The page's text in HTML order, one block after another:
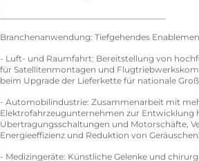
Branchenanwendung: Tiefgehendes
- Luft- und Raumfahrt: Bereitstellung von
für Satellitenmontagen und
beim Upgrade der Lieferkette für nationale
- Automobilindustrie: Zusammenarbeit mit
Elektrofahrzeugunternehmen zur Entwicklung
Übertragungsschaltungen und Motorschäfte,
Energieeffizienz und Reduktion von
- Medizingeräte: Künstliche Gelenke und